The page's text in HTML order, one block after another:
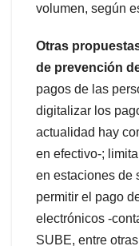
volumen, según
Otras
de prevención
pagos de las
digitalizar los
actualidad hay
en efectivo-;
en estaciones de
permitir el pago
electrónicos -
SUBE, entre